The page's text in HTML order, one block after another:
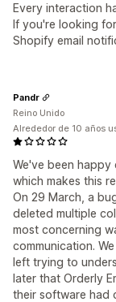
Every interaction
If you're looking
Shopify email
We've been happy
which makes this
On 29 March, a
deleted multiple
most concerning
communication.
left trying to
later that Orderly
their software had
Pandr
Reino Unido
Alrededor de 10 años